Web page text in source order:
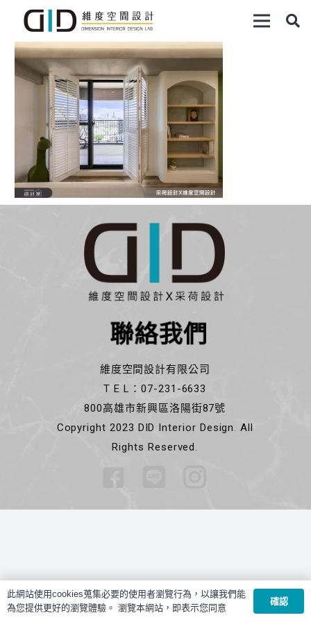
聯絡我們
維度空間設計有限公司
T E L：07-231-6633
800高雄市新興區洛陽街87號
Copyright 2023 DID Interior Design. All
Rights Reserved.
此網站使用cookies蒐集必要的使用者瀏覽行為，以讓我們能
為您提供更好的瀏覽體驗。 瀏覽本網站，即表示您同意
確認